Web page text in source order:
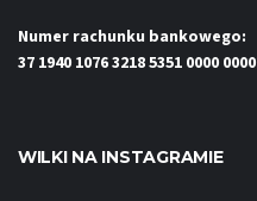
Numer rachunku bankowego:
37 1940 1076 3218 5351 0000 0000
WILKI NA INSTAGRAMIE